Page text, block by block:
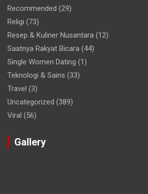
Recommended (29)
Religi (73)
Resep & Kuliner Nusantara (12)
Saatnya Rakyat Bicara (44)
Single Women Dating (1)
Teknologi & Sains (33)
Travel (3)
Uncategorized (389)
Viral (56)
Gallery